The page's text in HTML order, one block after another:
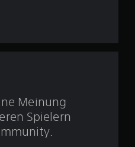
Meinung
Spielern